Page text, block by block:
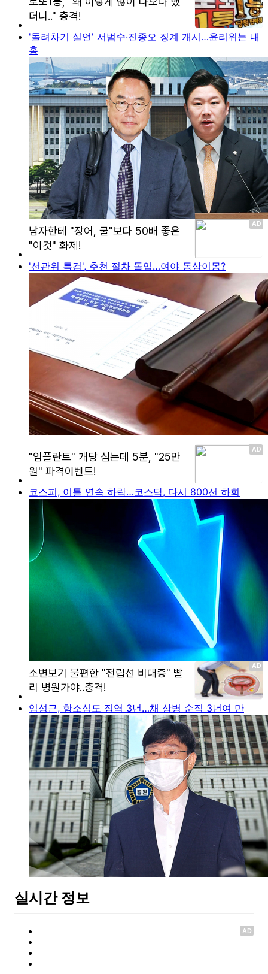
'돌려차기 실언' 서범수·진종오 징계 개시…윤리위는 내
홍
'선관위 특검', 추천 절차 돌입…여야 동상이몽?
코스피, 이틀 연속 하락…코스닥, 다시 800선 하회
임성근, 항소심도 징역 3년…채 상병 순직 3년여 만
실시간 정보
AD